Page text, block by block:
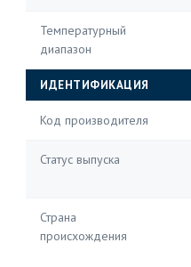
Температурный
диапазон
ИДЕНТИФИКАЦИЯ
Код производителя
Статус выпуска
Страна
происхождения